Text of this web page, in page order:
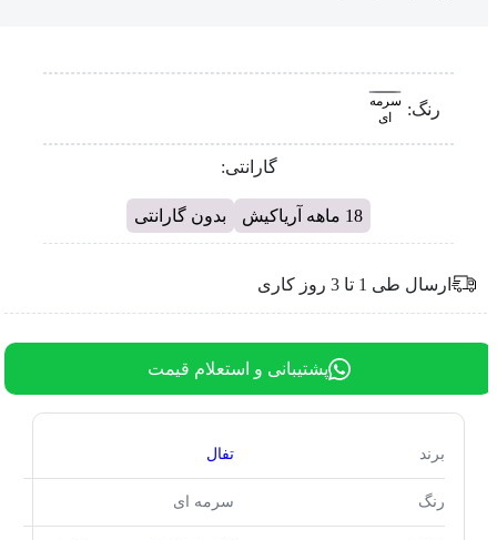
رنگ:
سرمه
ای
گارانتی:
18 ماهه آریاکیش بدون گارانتی
ارسال طی 1 تا 3 روز کاری
پشتیبانی و استعلام قیمت
برند تفال
رنگ سرمه ای